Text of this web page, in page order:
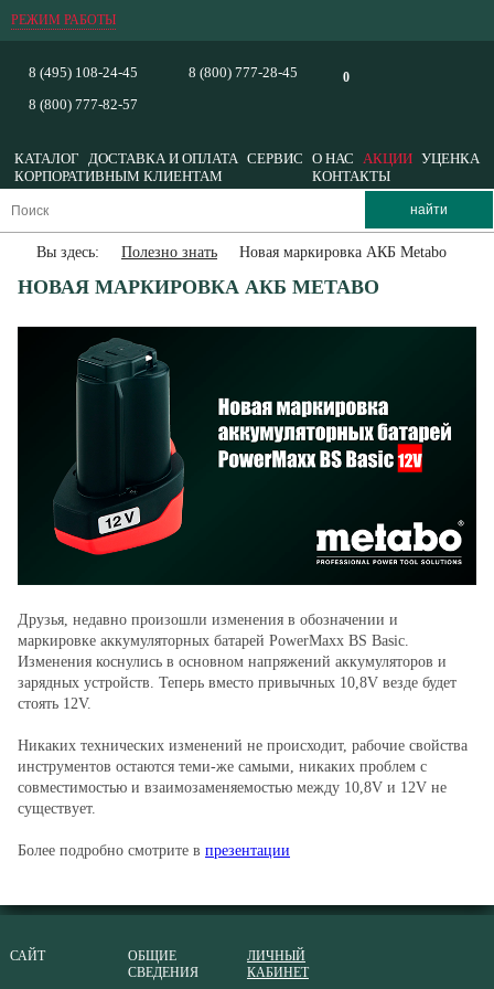
РЕЖИМ РАБОТЫ
0
8 (495) 108-24-45
8 (800) 777-82-57
8 (800) 777-28-45
КАТАЛОГ ДОСТАВКА И ОПЛАТА СЕРВИС О НАС АКЦИИ УЦЕНКА
КОРПОРАТИВНЫМ КЛИЕНТАМ
КОНТАКТЫ
Вы здесь: Полезно знать Новая маркировка АКБ Metabo
НОВАЯ МАРКИРОВКА АКБ METABO
Друзья, недавно произошли изменения в обозначении и
маркировке аккумуляторных батарей PowerMaxx BS Basic.
Изменения коснулись в основном напряжений аккумуляторов и
зарядных устройств. Теперь вместо привычных 10,8V везде будет
стоять 12V.
Никаких технических изменений не происходит, рабочие свойства
инструментов остаются теми-же самыми, никаких проблем с
совместимостью и взаимозаменяемостью между 10,8V и 12V не
существует.
Более подробно смотрите в презентации
САЙТ
ОБЩИЕ
СВЕДЕНИЯ
ЛИЧНЫЙ
КАБИНЕТ